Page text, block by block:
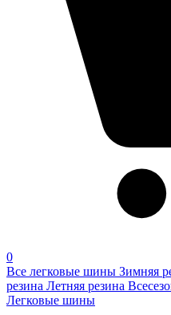
0
Все легковые шины Зимняя
резина Летняя резина
Легковые шины